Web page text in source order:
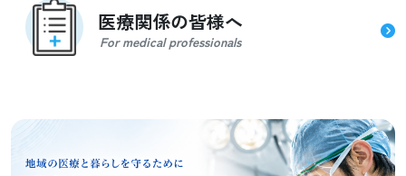
医療関係の皆様へ
For medical professionals